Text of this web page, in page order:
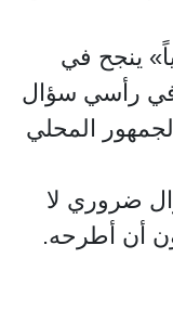
ينجح في
في رأسي سؤال
المحلي
ضروري لا
أن أطرحه.